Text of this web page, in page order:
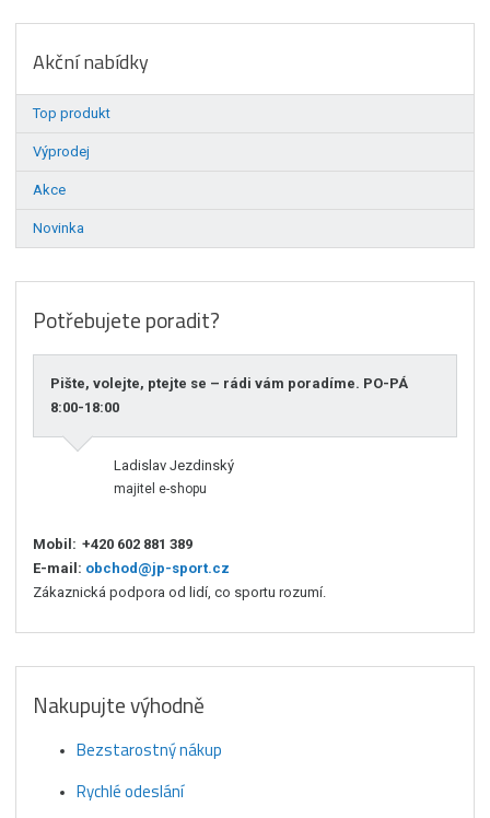
Akční nabídky
Top produkt
Výprodej
Akce
Novinka
Potřebujete poradit?
Pište, volejte, ptejte se – rádi vám poradíme. PO-PÁ
8:00-18:00
Ladislav Jezdinský
majitel e-shopu
Mobil: +420 602 881 389
E-mail: obchod@jp-sport.cz
Zákaznická podpora od lidí, co sportu rozumí.
Nakupujte výhodně
Bezstarostný nákup
Rychlé odeslání